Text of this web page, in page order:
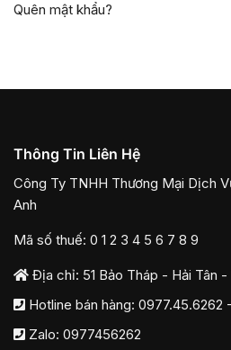
Quên mật khẩu?
Thông Tin Liên Hệ
Công Ty TNHH Thương Mại Dịch
Anh
Mã số thuế: 0 1 2 3 4 5 6 7 8 9
Địa chỉ: 51 Bảo Tháp - Hải Tân -
Hotline bán hàng: 0977.45.6262 -
Zalo: 0977456262